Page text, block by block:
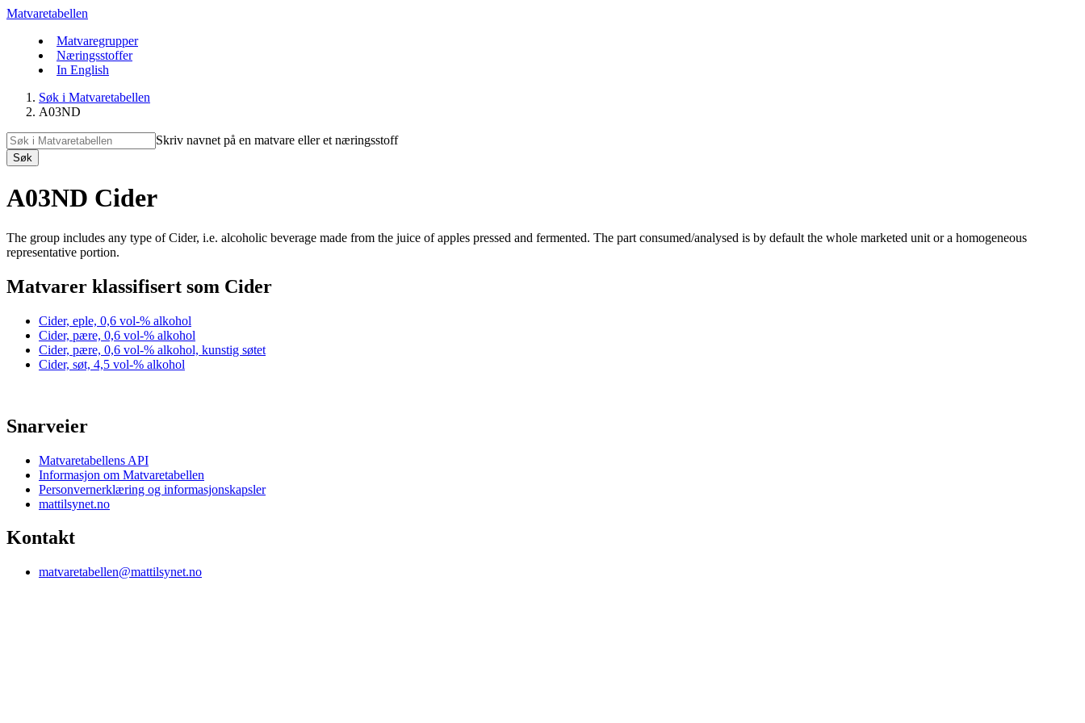
Matvaretabellen
Matvaregrupper
Næringsstoffer
In English
Søk i Matvaretabellen
A03ND
Skriv navnet på en matvare eller et næringsstoff
Søk
A03ND Cider
The group includes any type of Cider, i.e. alcoholic beverage made from the juice of apples pressed and fermented. The part consumed/analysed is by default the whole marketed unit or a homogeneous
representative portion.
Matvarer klassifisert som Cider
Cider, eple, 0,6 vol-% alkohol
Cider, pære, 0,6 vol-% alkohol
Cider, pære, 0,6 vol-% alkohol, kunstig søtet
Cider, søt, 4,5 vol-% alkohol
Snarveier
Matvaretabellens API
Informasjon om Matvaretabellen
Personvernerklæring og informasjonskapsler
mattilsynet.no
Kontakt
matvaretabellen@mattilsynet.no